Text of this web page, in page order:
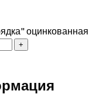
оцинкованная